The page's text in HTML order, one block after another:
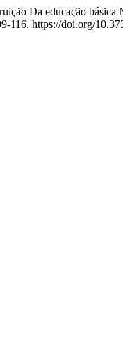
Da educação
116. https://doi.org/